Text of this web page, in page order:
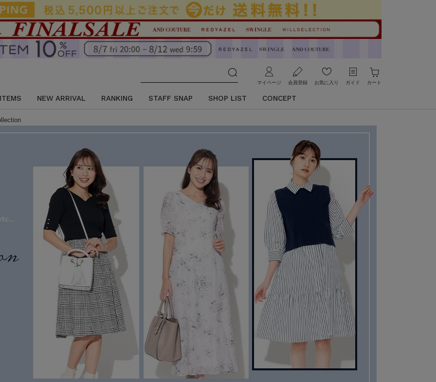
マイページ 会員登録 お気に入り ガイド カート
NEW ARRIVAL RANKING STAFF SNAP SHOP LIST CONCEPT